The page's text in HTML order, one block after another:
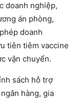
doanh nghiệp,
án phòng,
doanh
tiên tiêm vaccine
vận chuyển.
sách hỗ trợ
hàng, gia